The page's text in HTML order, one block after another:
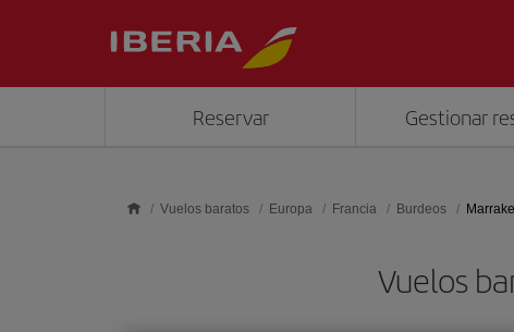
Reservar Gestionar
Vuelos baratos Europa Francia Burdeos
Vuelos